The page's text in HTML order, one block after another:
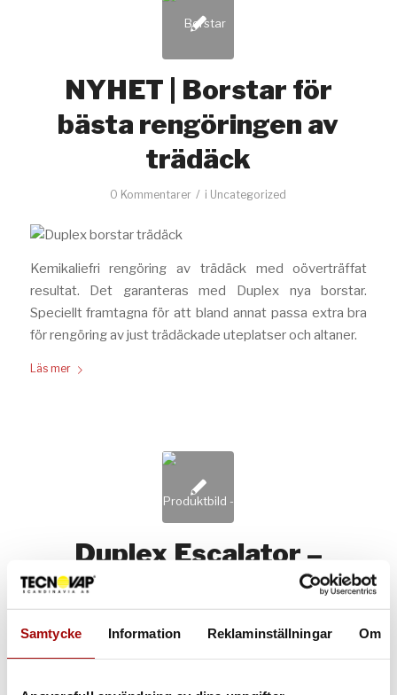
Samtycke Information Reklaminställningar Om
NYHET | Borstar för
bästa rengöringen av
trädäck
0 Kommentarer / i Uncategorized
Kemikaliefri rengöring av trädäck med oöverträffat
resultat. Det garanteras med Duplex nya borstar.
Speciellt framtagna för att bland annat passa extra bra
för rengöring av just trädäckade uteplatser och altaner.
Läs mer
Duplex Escalator –
effektiva skurmaskiner
för rulltrappor
0 Kommentarer / iUncategorized